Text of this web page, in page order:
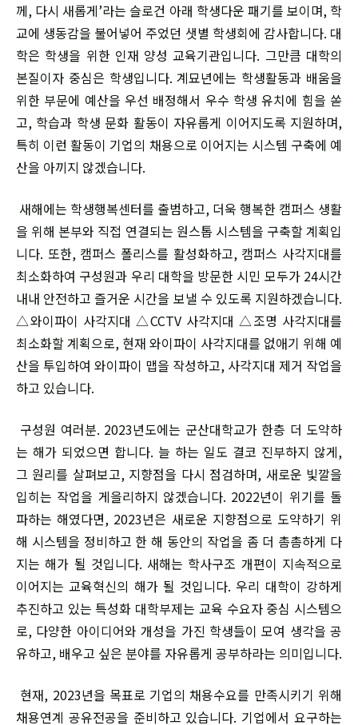
께, 다시 새롭게’라는 슬로건 아래 학생다운 패기를 보이며, 학
교에 생동감을 불어넣어 주었던 샛별 학생회에 감사합니다. 대
학은 학생을 위한 인재 양성 교육기관입니다. 그만큼 대학의
본질이자 중심은 학생입니다. 계묘년에는 학생활동과 배움을
위한 부문에 예산을 우선 배정해서 우수 학생 유치에 힘을 쏟
고, 학습과 학생 문화 활동이 자유롭게 이어지도록 지원하며,
특히 이런 활동이 기업의 채용으로 이어지는 시스템 구축에 예
산을 아끼지 않겠습니다.
새해에는 학생행복센터를 출범하고, 더욱 행복한 캠퍼스 생활
을 위해 본부와 직접 연결되는 원스톱 시스템을 구축할 계획입
니다. 또한, 캠퍼스 폴리스를 활성화하고, 캠퍼스 사각지대를
최소화하여 구성원과 우리 대학을 방문한 시민 모두가 24시간
내내 안전하고 즐거운 시간을 보낼 수 있도록 지원하겠습니다.
△와이파이 사각지대 △CCTV 사각지대 △조명 사각지대를
최소화할 계획으로, 현재 와이파이 사각지대를 없애기 위해 예
산을 투입하여 와이파이 맵을 작성하고, 사각지대 제거 작업을
하고 있습니다.
구성원 여러분. 2023년도에는 군산대학교가 한층 더 도약하
는 해가 되었으면 합니다. 늘 하는 일도 결코 진부하지 않게,
그 원리를 살펴보고, 지향점을 다시 점검하며, 새로운 빛깔을
입히는 작업을 게을리하지 않겠습니다. 2022년이 위기를 돌
파하는 해였다면, 2023년은 새로운 지향점으로 도약하기 위
해 시스템을 정비하고 한 해 동안의 작업을 좀 더 촘촘하게 다
지는 해가 될 것입니다. 새해는 학사구조 개편이 지속적으로
이어지는 교육혁신의 해가 될 것입니다. 우리 대학이 강하게
추진하고 있는 특성화 대학부제는 교육 수요자 중심 시스템으
로, 다양한 아이디어와 개성을 가진 학생들이 모여 생각을 공
유하고, 배우고 싶은 분야를 자유롭게 공부하라는 의미입니다.
현재, 2023년을 목표로 기업의 채용수요를 만족시키기 위해
채용연계 공유전공을 준비하고 있습니다. 기업에서 요구하는